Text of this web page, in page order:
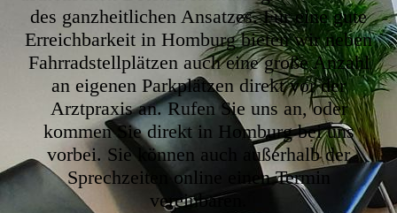
des ganzheitlichen Ansatzes. Für eine gute
Erreichbarkeit in Homburg bieten wir neben
Fahrradstellplätzen auch eine große Anzahl
an eigenen Parkplätzen direkt vor der
Arztpraxis an. Rufen Sie uns an, oder
kommen Sie direkt in Homburg bei uns
vorbei. Sie können auch außerhalb der
Sprechzeiten online einen Termin
vereinbaren.